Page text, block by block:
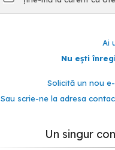
Ai
Nu ești
Solicită un nou
Sau scrie-ne la adresa
Un singur